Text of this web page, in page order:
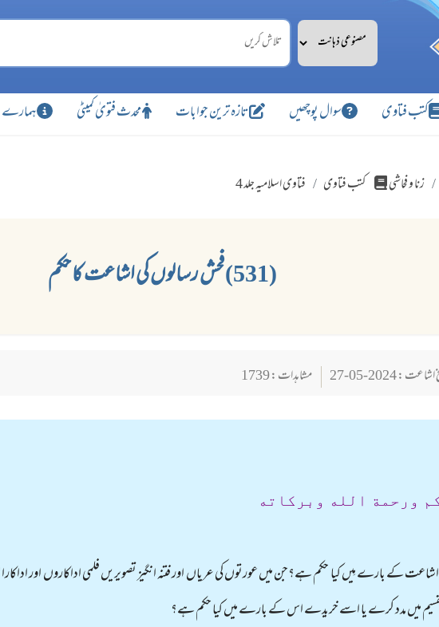
کتب فتاوی سوال پوچھیں تازہ ترین جوابات محدث فتویٰ کمیٹی ہمارے
زنا و فحاشی کتب فتاوی فتاوی اسلامیہ جلد 4
(531) فحش رسالوں کی اشاعت کا حکم
: 2024-05-27 مشاہدات : 1739
ورحمة الله وبركاته
کے بارے مِیں کیا حکم ہے؟جن میں عورتوں کی عریاں اور فتنہ انگیز تصویریں فلمی اداکاروں اور
میں مدد کرے یا اسے خریدے اس کے بارے میں کیا حکم ہے؟